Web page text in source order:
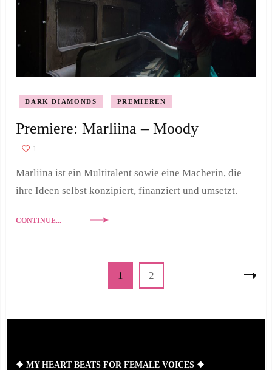
DARK DIAMONDS PREMIEREN
Premiere: Marliina – Moody
1
Marliina ist ein Multitalent sowie eine Macherin, die
ihre Ideen selbst konzipiert, finanziert und umsetzt.
CONTINUE...
Seitennummerierung
Page
1 Page
2
❖ MY HEART BEATS FOR FEMALE VOICES ❖